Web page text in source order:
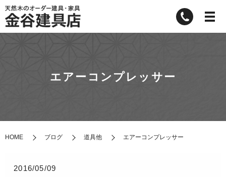
エアーコンプレッサー
HOME ブログ 道具他 エアーコンプレッサー
2016/05/09